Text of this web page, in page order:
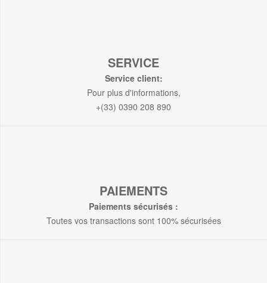
SERVICE
Service client:
Pour plus d'informations,
+(33) 0390 208 890
PAIEMENTS
Paiements sécurisés :
Toutes vos transactions sont 100% sécurisées